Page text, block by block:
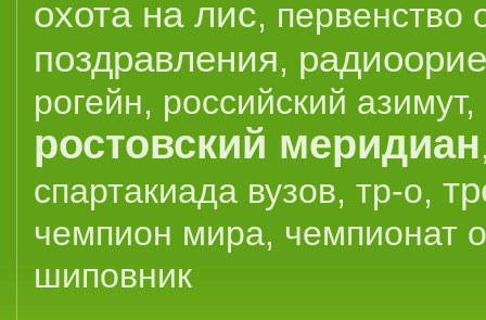
охота на лис, первенство
поздравления,
рогейн, российский азимут,
ростовский меридиан
спартакиада вузов, тр-о,
чемпион мира, чемпионат
шиповник